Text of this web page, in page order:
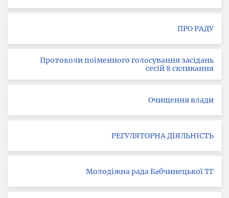
ПРО РАДУ
Протоколи поіменного голосування засідань
сесій 8 скликання
Очищення влади
РЕГУЛЯТОРНА ДІЯЛЬНІСТЬ
Молодіжна рада Бабчинецької ТГ